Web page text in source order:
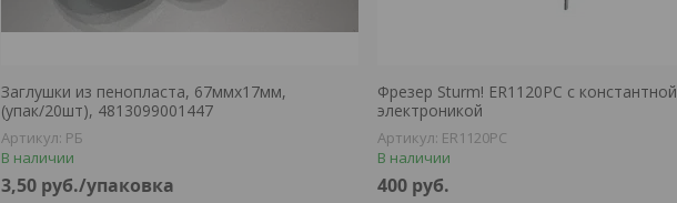
Заглушки из пенопласта, 67ммх17мм,
(упак/20шт), 4813099001447
РБ
В наличии
3,50 руб./упаковка
Фрезер Sturm! ER1120PC с константной
электроникой
ER1120PC
В наличии
400 руб.